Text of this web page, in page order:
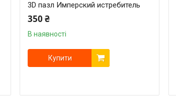
3D пазл Имперский истребитель
350 ₴
В наявності
Купити